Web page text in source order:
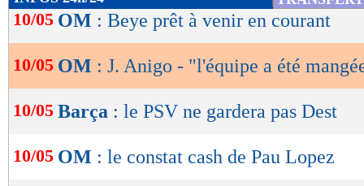
de
OK
10/05 OM : Beye prêt à venir en courant
10/05 OM : J. Anigo - "l'équipe a été
10/05 Barça : le PSV ne gardera pas Dest
10/05 OM : le constat cash de Pau Lopez